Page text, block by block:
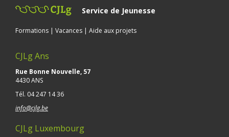
Service de Jeunesse
Formations | Vacances | Aide aux projets
CJLg Ans
Rue Bonne Nouvelle, 57
4430 ANS
Tél. 04 247 14 36
info@cjlg.be
CJLg Luxembourg